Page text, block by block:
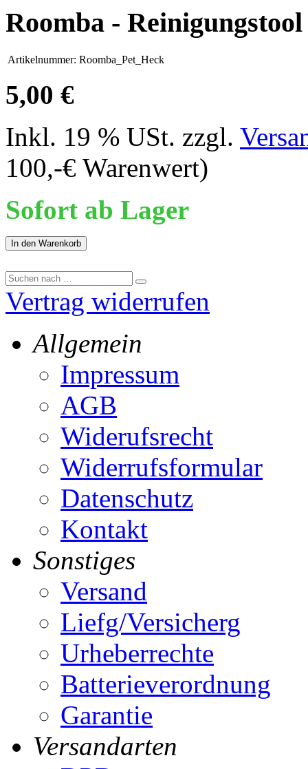
Roomba -
Artikelnummer: Roomba_Pet_Heck
5,00 €
Inkl. 19 % USt. zzgl.
100,-€ Warenwert)
Sofort ab Lager
In den Warenkorb
Vertrag widerrufen
Allgemein
Impressum
AGB
Widerufsrecht
Widerrufsformular
Datenschutz
Kontakt
Sonstiges
Versand
Liefg/Versicherg
Urheberrechte
Batterieverordnung
Garantie
Versandarten